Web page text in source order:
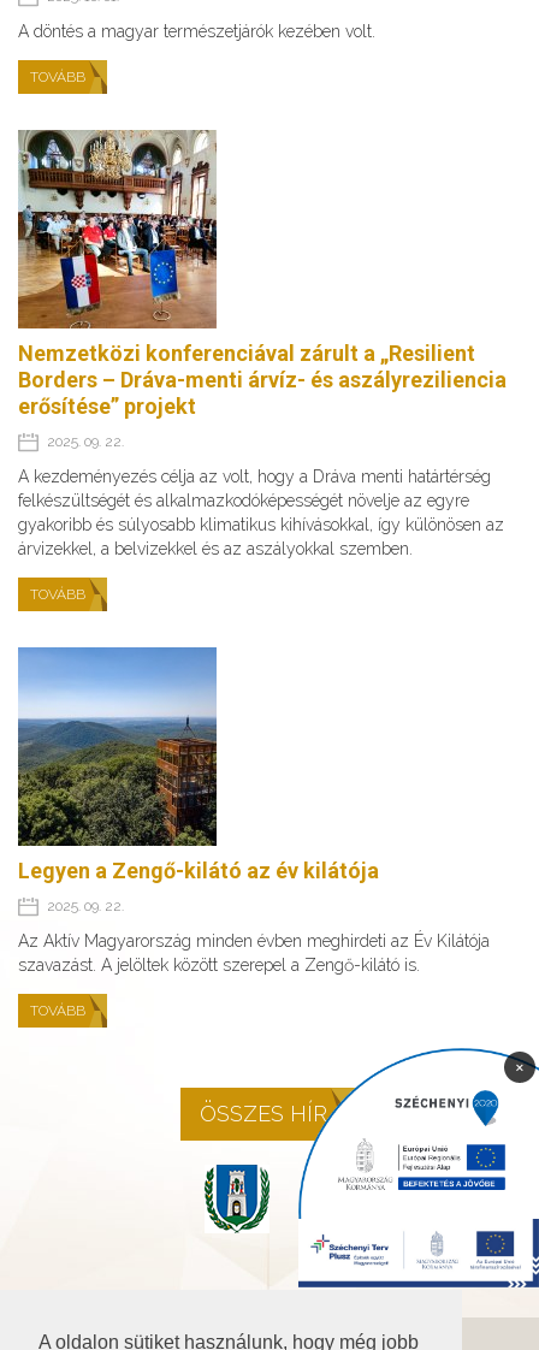
A oldalon sütiket használunk, hogy még jobb
A döntés a magyar természetjárók kezében volt.
TOVÁBB
Nemzetközi konferenciával zárult a „Resilient
Borders – Dráva-menti árvíz- és aszályreziliencia
erősítése” projekt
2025. 09. 22.
A kezdeményezés célja az volt, hogy a Dráva menti határtérség
felkészültségét és alkalmazkodóképességét növelje az egyre
gyakoribb és súlyosabb klimatikus kihívásokkal, így különösen az
árvizekkel, a belvizekkel és az aszályokkal szemben.
TOVÁBB
Legyen a Zengő-kilátó az év kilátója
2025. 09. 22.
Az Aktív Magyarország minden évben meghirdeti az Év Kilátója
szavazást. A jelöltek között szerepel a Zengő-kilátó is.
TOVÁBB
ÖSSZES HÍR
×